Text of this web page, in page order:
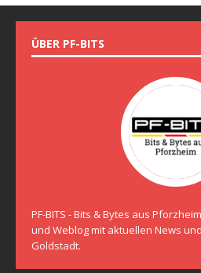
ÜBER PF-BITS
PF-BITS - Bits & Bytes aus
und Weblog mit aktuellen News
Goldstadt.